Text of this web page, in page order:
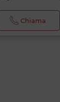
Chiama